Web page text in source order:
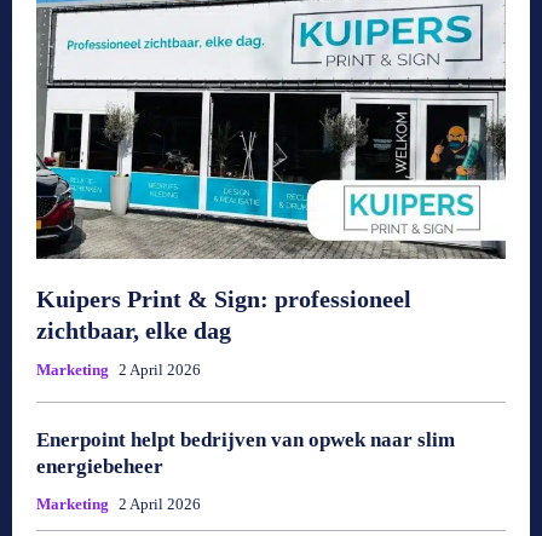
Kuipers Print & Sign: professioneel
zichtbaar, elke dag
Marketing 2 April 2026
Enerpoint helpt bedrijven van opwek naar slim
energiebeheer
Marketing 2 April 2026